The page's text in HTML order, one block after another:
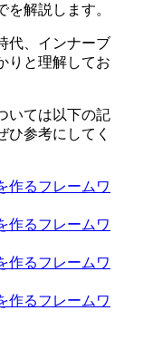
解説します。
代、インナーブ
りと理解してお
いては以下の記
ひ参考にしてく
作るフレームワ
作るフレームワ
作るフレームワ
作るフレームワ